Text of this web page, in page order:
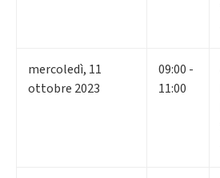
mercoledì, 11
ottobre 2023
09:00 -
11:00